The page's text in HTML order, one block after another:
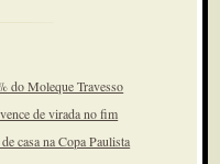
do Moleque Travesso
de virada no fim
casa na Copa Paulista